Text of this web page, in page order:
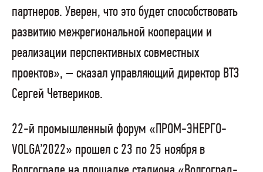
партнеров. Уверен, что это будет способствовать
развитию межрегиональной кооперации и
реализации перспективных совместных
проектов», – сказал управляющий директор ВТЗ
Сергей Четвериков.
22-й промышленный форум «ПРОМ-ЭНЕРГО-
VOLGA’2022» прошел с 23 по 25 ноября в